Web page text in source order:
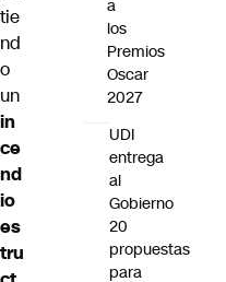
tie
nd
o
un
in
ce
nd
io
es
tru
a
los
Premios
Oscar
2027
UDI
entrega
al
Gobierno
20
propuestas
para